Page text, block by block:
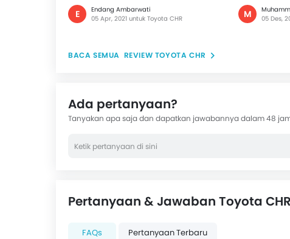
E
Endang Ambarwati
05 Apr, 2021 untuk Toyota CHR
M
05 Des,
REVIEW TOYOTA CHR
Ada pertanyaan?
Tanyakan apa saja dan dapatkan jawabannya dalam 48
Pertanyaan & Jawaban Toyota
FAQs Pertanyaan Terbaru